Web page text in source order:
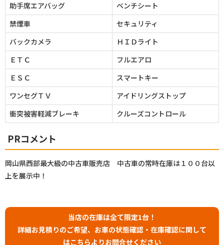
助手席エアバッグ
ベンチシート
禁煙車
セキュリティ
バックカメラ
ＨＩＤライト
ＥＴＣ
フルエアロ
ＥＳＣ
スマートキー
ワンセグＴＶ
アイドリングストップ
衝突被害軽減ブレーキ
クルーズコントロール
PRコメント
岡山県西部最大級の中古車販売店 中古車の常時在庫は１００台以
上を展示中！
当店の在庫は全て限定1台！
詳細お見積りのご希望、お車の状態確認・在庫確認に関して
はこちらよりお問合せください